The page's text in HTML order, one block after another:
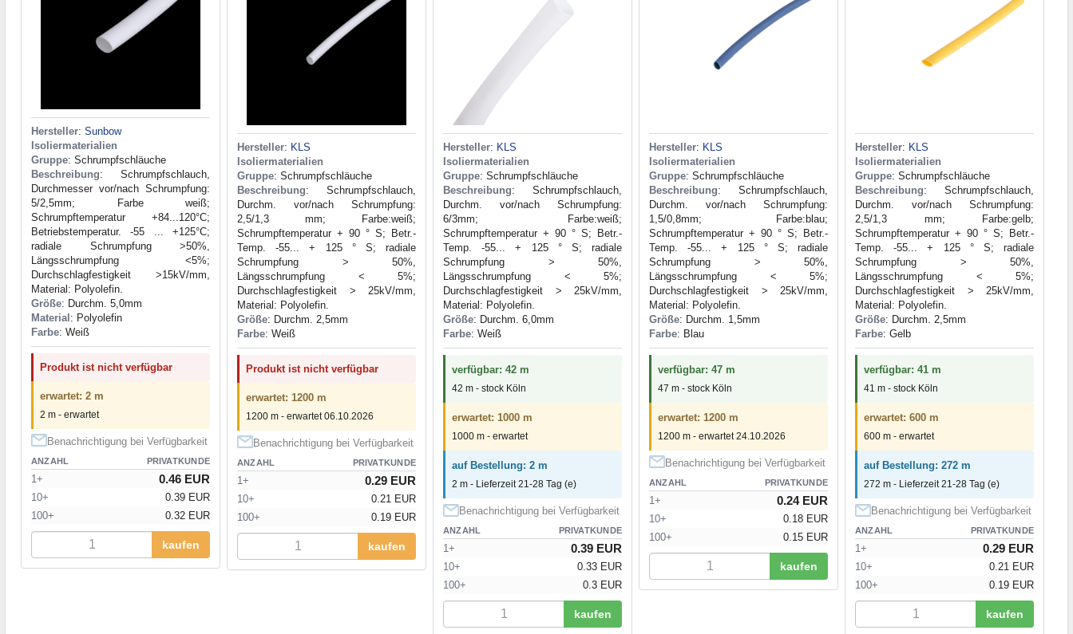
Hersteller: Sunbow
Isoliermaterialien
Gruppe: Schrumpfschläuche
Beschreibung: Schrumpfschlauch,
Durchmesser vor/nach Schrumpfung:
5/2,5mm; Farbe weiß;
Schrumpftemperatur +84...120°C;
Betriebstemperatur. -55 ... +125°C;
radiale Schrumpfung >50%,
Längsschrumpfung <5%;
Durchschlagfestigkeit >15kV/mm,
Material: Polyolefin.
Größe: Durchm. 5,0mm
Material : Polyolefin
Farbe: Weiß
Produkt ist nicht verfügbar
erwartet: 2 m
2 m - erwartet
Benachrichtigung bei Verfügbarkeit
ANZAHL PRIVATKUNDE
1+ 0.46 EUR
10+
0.39 EUR
100+
0.32 EUR
kaufen
Hersteller: KLS
Isoliermaterialien
Gruppe: Schrumpfschläuche
Beschreibung: Schrumpfschlauch,
Durchm. vor/nach Schrumpfung:
2,5/1,3 mm; Farbe:weiß;
Schrumpftemperatur + 90 ° S; Betr.-
Temp. -55... + 125 ° S; radiale
Schrumpfung > 50%,
Längsschrumpfung < 5%;
Durchschlagfestigkeit > 25kV/mm,
Material: Polyolefin.
Größe: Durchm. 2,5mm
Farbe: Weiß
Produkt ist nicht verfügbar
erwartet: 1200 m
1200 m - erwartet 06.10.2026
Benachrichtigung bei Verfügbarkeit
ANZAHL PRIVATKUNDE
1+ 0.29 EUR
10+
0.21 EUR
100+
0.19 EUR
kaufen
Hersteller: KLS
Isoliermaterialien
Gruppe: Schrumpfschläuche
Beschreibung: Schrumpfschlauch,
Durchm. vor/nach Schrumpfung:
6/3mm; Farbe:weiß;
Schrumpftemperatur + 90 ° S; Betr.-
Temp. -55... + 125 ° S; radiale
Schrumpfung > 50%,
Längsschrumpfung < 5%;
Durchschlagfestigkeit > 25kV/mm,
Material: Polyolefin.
Größe: Durchm. 6,0mm
Farbe: Weiß
verfügbar: 42 m
42 m - stock Köln
erwartet: 1000 m
1000 m - erwartet
auf Bestellung: 2 m
2 m - Lieferzeit 21-28 Tag (e)
Benachrichtigung bei Verfügbarkeit
ANZAHL PRIVATKUNDE
1+ 0.39 EUR
10+
0.33 EUR
100+
0.3 EUR
kaufen
Hersteller: KLS
Isoliermaterialien
Gruppe: Schrumpfschläuche
Beschreibung: Schrumpfschlauch,
Durchm. vor/nach Schrumpfung:
1,5/0,8mm; Farbe:blau;
Schrumpftemperatur + 90 ° S; Betr.-
Temp. -55... + 125 ° S; radiale
Schrumpfung > 50%,
Längsschrumpfung < 5%;
Durchschlagfestigkeit > 25kV/mm,
Material: Polyolefin.
Größe: Durchm. 1,5mm
Farbe: Blau
verfügbar: 47 m
47 m - stock Köln
erwartet: 1200 m
1200 m - erwartet 24.10.2026
Benachrichtigung bei Verfügbarkeit
ANZAHL PRIVATKUNDE
1+ 0.24 EUR
10+
0.18 EUR
100+
0.15 EUR
kaufen
Hersteller: KLS
Isoliermaterialien
Gruppe: Schrumpfschläuche
Beschreibung: Schrumpfschlauch,
Durchm. vor/nach Schrumpfung:
2,5/1,3 mm; Farbe:gelb;
Schrumpftemperatur + 90 ° S; Betr.-
Temp. -55... + 125 ° S; radiale
Schrumpfung > 50%,
Längsschrumpfung < 5%;
Durchschlagfestigkeit > 25kV/mm,
Material: Polyolefin.
Größe: Durchm. 2,5mm
Farbe: Gelb
verfügbar: 41 m
41 m - stock Köln
erwartet: 600 m
600 m - erwartet
auf Bestellung: 272 m
272 m - Lieferzeit 21-28 Tag (e)
Benachrichtigung bei Verfügbarkeit
ANZAHL PRIVATKUNDE
1+ 0.29 EUR
10+
0.21 EUR
100+
0.19 EUR
kaufen